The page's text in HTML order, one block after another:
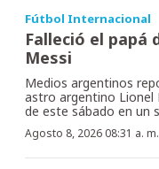
Fútbol Internacional
Falleció el papá
Messi
Medios argentinos
astro argentino Lionel
de este sábado en un
Agosto 8, 2026 08:31 a. m.